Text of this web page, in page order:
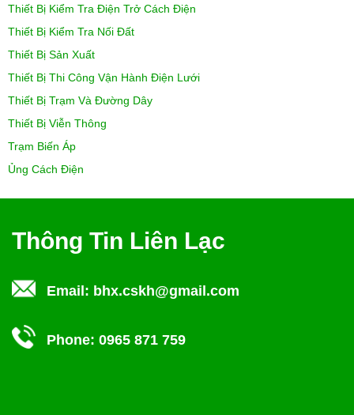
Thiết Bị Kiểm Tra Điện Trở Cách Điện
Thiết Bị Kiểm Tra Nối Đất
Thiết Bị Sản Xuất
Thiết Bị Thi Công Vận Hành Điện Lưới
Thiết Bị Trạm Và Đường Dây
Thiết Bị Viễn Thông
Trạm Biến Áp
Ủng Cách Điện
Thông Tin Liên Lạc
Email: bhx.cskh@gmail.com
Phone: 0965 871 759